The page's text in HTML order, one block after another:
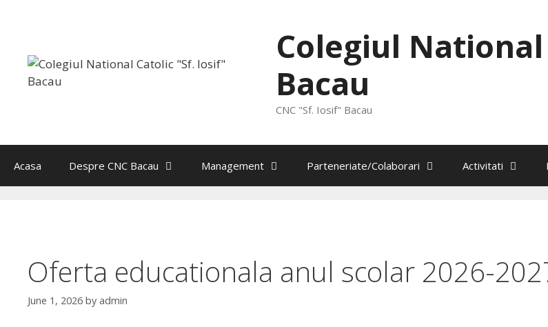
Colegiul
Bacau
CNC "Sf. Iosif" Bacau
Acasa Despre CNC Bacau Management Parteneriate/Colaborari Activitati
Oferta educationala anul scolar 2026-
June 1, 2026 by admin